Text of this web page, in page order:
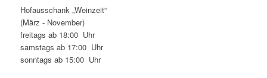
Hofausschank „Weinzeit“
(März - November)
freitags ab 18:00 Uhr
samstags ab 17:00 Uhr
sonntags ab 15:00 Uhr